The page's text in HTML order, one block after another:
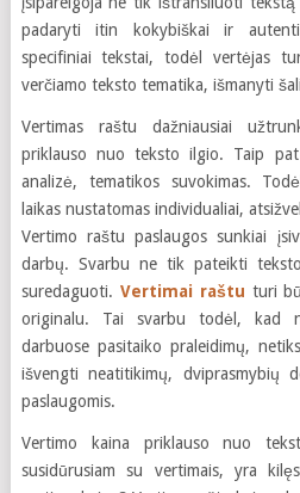
padaryti itin kokybiškai ir
specifiniai tekstai, todėl vertėjas
verčiamo teksto tematika, išmanyti
Vertimas raštu dažniausiai
priklauso nuo teksto ilgio. Taip
analizė, tematikos suvokimas.
laikas nustatomas individualiai,
Vertimo raštu paslaugos sunkiai
darbų. Svarbu ne tik pateikti
suredaguoti. Vertimai raštu turi
originalu. Tai svarbu todėl, kad
darbuose pasitaiko praleidimų,
išvengti neatitikimų, dviprasmybių
paslaugomis.
Vertimo kaina priklauso nuo
susidūrusiam su vertimais, yra